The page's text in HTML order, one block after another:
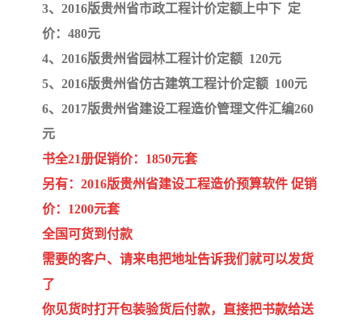
3、2016版贵州省市政工程计价定额上中下 定
价：480元
4、2016版贵州省园林工程计价定额 120元
5、2016版贵州省仿古建筑工程计价定额 100元
6、2017版贵州省建设工程造价管理文件汇编260
元
书全21册促销价：1850元套
另有：2016版贵州省建设工程造价预算软件 促销
价：1200元套
全国可货到付款
需要的客户、请来电把地址告诉我们就可以发货
了
你见货时打开包装验货后付款，直接把书款给送